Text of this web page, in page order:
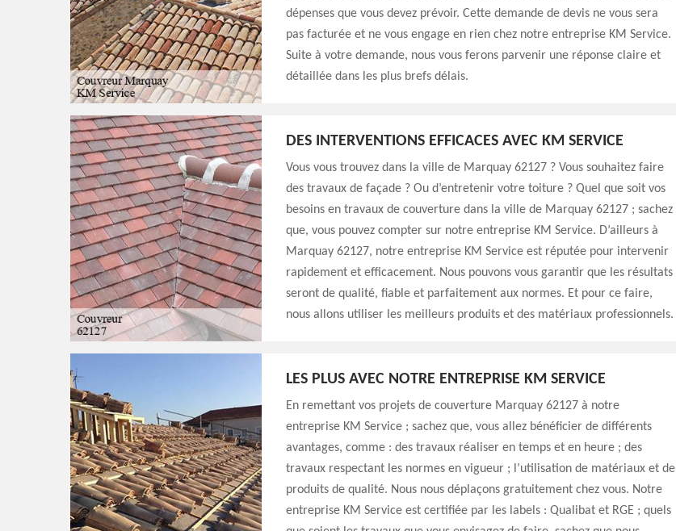
dépenses que vous devez prévoir. Cette demande de devis ne vous sera
pas facturée et ne vous engage en rien chez notre entreprise KM Service.
Suite à votre demande, nous vous ferons parvenir une réponse claire et
détaillée dans les plus brefs délais.
DES INTERVENTIONS EFFICACES AVEC KM SERVICE
Vous vous trouvez dans la ville de Marquay 62127 ? Vous souhaitez faire
des travaux de façade ? Ou d’entretenir votre toiture ? Quel que soit vos
besoins en travaux de couverture dans la ville de Marquay 62127 ; sachez
que, vous pouvez compter sur notre entreprise KM Service. D’ailleurs à
Marquay 62127, notre entreprise KM Service est réputée pour intervenir
rapidement et efficacement. Nous pouvons vous garantir que les résultats
seront de qualité, fiable et parfaitement aux normes. Et pour ce faire,
nous allons utiliser les meilleurs produits et des matériaux professionnels.
LES PLUS AVEC NOTRE ENTREPRISE KM SERVICE
En remettant vos projets de couverture Marquay 62127 à notre
entreprise KM Service ; sachez que, vous allez bénéficier de différents
avantages, comme : des travaux réaliser en temps et en heure ; des
travaux respectant les normes en vigueur ; l’utilisation de matériaux et de
produits de qualité. Nous nous déplaçons gratuitement chez vous. Notre
entreprise KM Service est certifiée par les labels : Qualibat et RGE ; quels